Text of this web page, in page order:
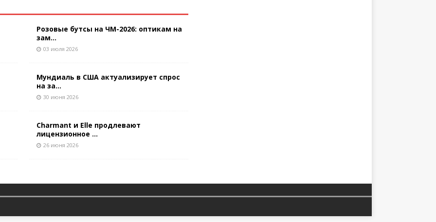
Розовые бутсы на ЧМ-2026: оптикам на
зам...
03 июля 2026
Мундиаль в США актуализирует спрос
на за...
30 июня 2026
Charmant и Elle продлевают
лицензионное ...
26 июня 2026